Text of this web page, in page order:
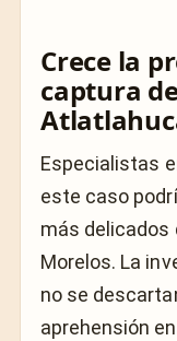
Crece la
captura
Especialistas
este caso
más delicados
Morelos. La
no se
aprehensión